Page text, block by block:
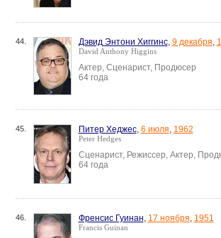
44. Дэвид Энтони Хиггинс, 9 декабря,
David Anthony Higgins
Актер, Сценарист, Продюсер
64 года
45. Питер Хеджес, 6 июля, 1962
Peter Hedges
Сценарист, Режиссер, Актер,
64 года
46. Френсис Гуинан, 17 ноября, 1951
Francis Guinan